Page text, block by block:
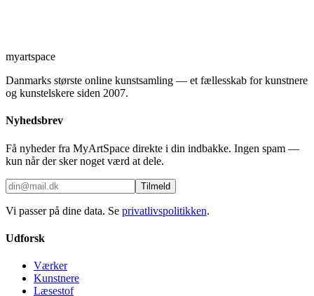
myartspace
Danmarks største online kunstsamling — et fællesskab for kunstnere
og kunstelskere siden 2007.
Nyhedsbrev
Få nyheder fra MyArtSpace direkte i din indbakke. Ingen spam —
kun når der sker noget værd at dele.
Tilmeld
Vi passer på dine data. Se privatlivspolitikken.
Udforsk
Værker
Kunstnere
Læsestof